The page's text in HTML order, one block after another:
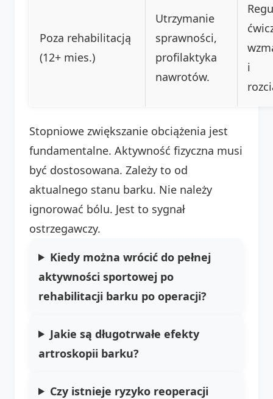
Poza rehabilitacją
(12+ mies.)
Utrzymanie
sprawności,
profilaktyka
nawrotów.
i
Stopniowe zwiększanie obciążenia jest
fundamentalne. Aktywność fizyczna musi
być dostosowana. Zależy to od
aktualnego stanu barku. Nie należy
ignorować bólu. Jest to sygnał
ostrzegawczy.
Kiedy można wrócić do pełnej
aktywności sportowej po
rehabilitacji barku po operacji?
Jakie są długotrwałe efekty
artroskopii barku?
Czy istnieje ryzyko reoperacji